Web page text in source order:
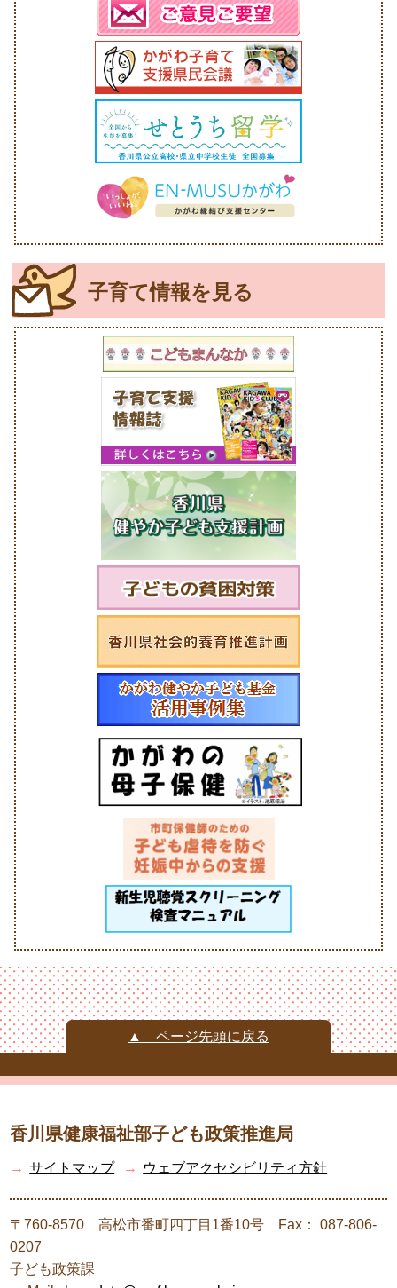
子育て情報を見る
▲ ページ先頭に戻る
香川県健康福祉部子ども政策推進局
→ サイトマップ → ウェブアクセシビリティ方針
〒760-8570 高松市番町四丁目1番10号 Fax： 087-806-
0207
子ども政策課